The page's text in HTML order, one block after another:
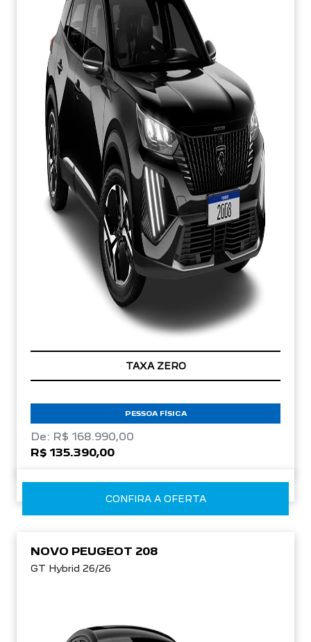
TAXA ZERO
PESSOA FÍSICA
De: R$ 168.990,00
R$ 135.390,00
CONFIRA A OFERTA
NOVO PEUGEOT 208
GT Hybrid 26/26